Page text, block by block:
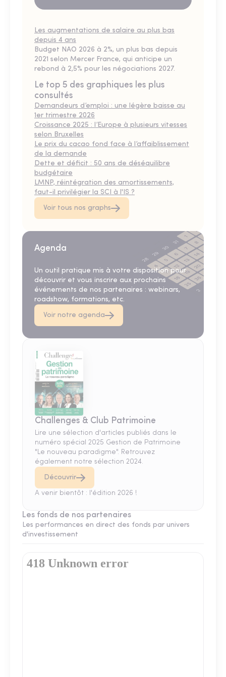
Les augmentations de salaire au plus bas
depuis 4 ans
Budget NAO 2026 à 2%, un plus bas depuis
2021 selon Mercer France, qui anticipe un
rebond à 2,5% pour les négociations 2027.
Le top 5 des graphiques les plus
consultés
Demandeurs d’emploi : une légère baisse au
1er trimestre 2026
Croissance 2025 : l’Europe à plusieurs vitesses
selon Bruxelles
Le prix du cacao fond face à l’affaiblissement
de la demande
Dette et déficit : 50 ans de déséquilibre
budgétaire
LMNP, réintégration des amortissements,
faut-il privilégier la SCI à l'IS ?
Voir tous nos graphs
Agenda
Un outil pratique mis à votre disposition pour
découvrir et vous inscrire aux prochains
événements de nos partenaires : webinars,
roadshow, formations, etc.
Voir notre agenda
Challenges & Club Patrimoine
Lire une sélection d'articles publiés dans le
numéro spécial 2025 Gestion de Patrimoine
"Le nouveau paradigme". Retrouvez
également notre sélection 2024.
Découvrir
A venir bientôt : l'édition 2026 !
Les fonds de nos partenaires
Les performances en direct des fonds par univers
d'investissement